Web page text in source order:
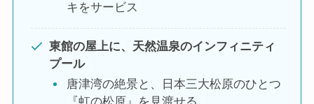
キをサービス
東館の屋上に、天然温泉のインフィニティ
プール
唐津湾の絶景と、日本三大松原のひとつ